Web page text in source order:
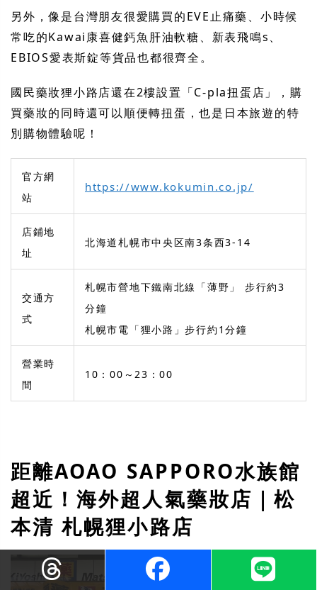
另外，像是台灣朋友很愛購買的EVE止痛藥、小時候
常吃的Kawai康喜健鈣魚肝油軟糖、新表飛鳴s、
EBIOS愛表斯錠等貨品也都很齊全。
國民藥妝狸小路店還在2樓設置「C-pla扭蛋店」，購
買藥妝的同時還可以順便轉扭蛋，也是日本旅遊的特
別購物體驗呢！
官方網
站
https://www.kokumin.co.jp/
店鋪地
址
北海道札幌市中央区南3条西3-14
交通方
式
札幌市營地下鐵南北線「薄野」 步行約3
分鐘
札幌市電「狸小路」步行約1分鐘
營業時
間
10：00～23：00
距離AOAO SAPPORO水族館
超近！海外超人氣藥妝店｜松
本清 札幌狸小路店